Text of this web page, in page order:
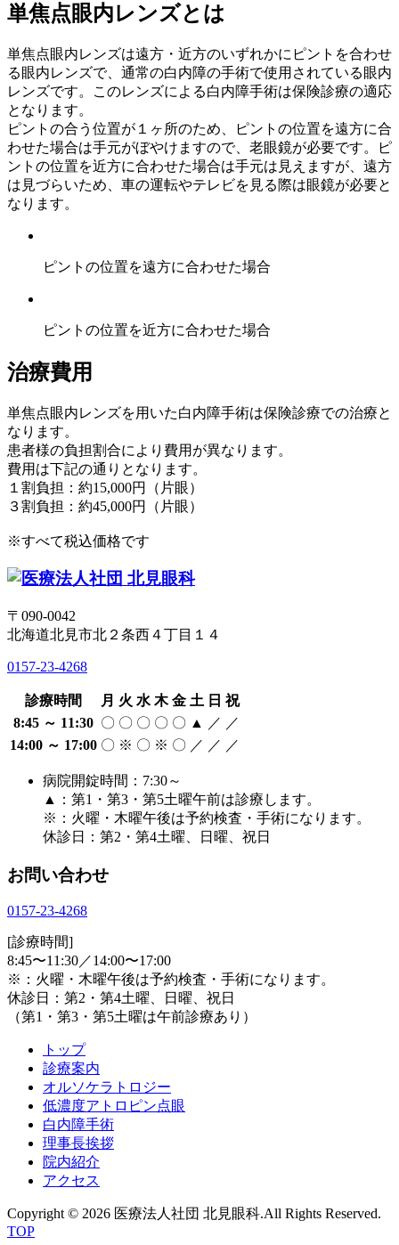
単焦点眼内レンズとは
単焦点眼内レンズは遠方・近方のいずれかにピントを合わせ
る眼内レンズで、通常の白内障の手術で使用されている眼内
レンズです。このレンズによる白内障手術は保険診療の適応
となります。
ピントの合う位置が１ヶ所のため、ピントの位置を遠方に合
わせた場合は手元がぼやけますので、老眼鏡が必要です。ピ
ントの位置を近方に合わせた場合は手元は見えますが、遠方
は見づらいため、車の運転やテレビを見る際は眼鏡が必要と
なります。
ピントの位置を遠方に合わせた場合
ピントの位置を近方に合わせた場合
治療費用
単焦点眼内レンズを用いた白内障手術は保険診療での治療と
なります。
患者様の負担割合により費用が異なります。
費用は下記の通りとなります。
１割負担：約15,000円（片眼）
３割負担：約45,000円（片眼）
※すべて税込価格です
〒090-0042
北海道北見市北２条西４丁目１４
0157-23-4268
診療時間 月 火 水 木 金 土 日 祝
8:45 ～ 11:30 〇 〇 〇 〇 〇 ▲ ／ ／
14:00 ～ 17:00 〇 ※ 〇 ※ 〇 ／ ／ ／
病院開錠時間：7:30～
▲：第1・第3・第5土曜午前は診療します。
※：火曜・木曜午後は予約検査・手術になります。
休診日：第2・第4土曜、日曜、祝日
お問い合わせ
0157-23-4268
[診療時間]
8:45〜11:30／14:00〜17:00
※：火曜・木曜午後は予約検査・手術になります。
休診日：第2・第4土曜、日曜、祝日
（第1・第3・第5土曜は午前診療あり）
トップ
診療案内
オルソケラトロジー
低濃度アトロピン点眼
白内障手術
理事長挨拶
院内紹介
アクセス
Copyright © 2026 医療法人社団 北見眼科.All Rights Reserved.
TOP